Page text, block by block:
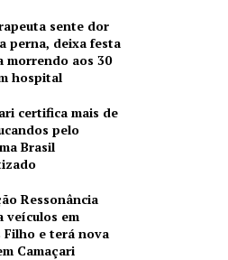
sente dor
perna, deixa festa
morrendo aos 30
hospital
certifica mais de
pelo
Brasil
Ressonância
veículos em
Filho e terá nova
Camaçari